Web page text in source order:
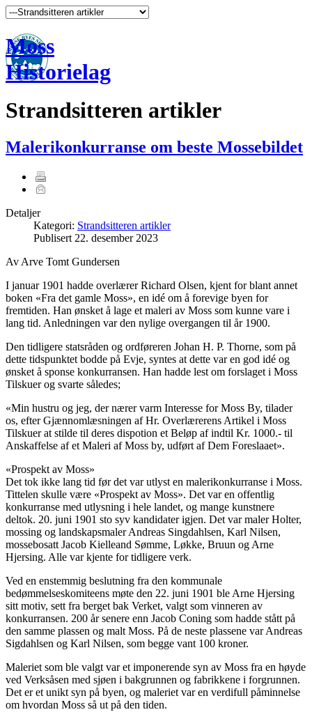
Moss
Historielag
Strandsitteren artikler
Malerikonkurranse om beste Mossebildet
Detaljer
Kategori: Strandsitteren artikler
Publisert 22. desember 2023
Av Arve Tomt Gundersen
I januar 1901 hadde overlærer Richard Olsen, kjent for blant annet
boken «Fra det gamle Moss», en idé om å forevige byen for
fremtiden. Han ønsket å lage et maleri av Moss som kunne vare i
lang tid. Anledningen var den nylige overgangen til år 1900.
Den tidligere statsråden og ordføreren Johan H. P. Thorne, som på
dette tidspunktet bodde på Evje, syntes at dette var en god idé og
ønsket å sponse konkurransen. Han hadde lest om forslaget i Moss
Tilskuer og svarte således;
«Min hustru og jeg, der nærer varm Interesse for Moss By, tilader
os, efter Gjænnomlæsningen af Hr. Overlærerens Artikel i Moss
Tilskuer at stilde til deres dispotion et Beløp af indtil Kr. 1000.- til
Anskaffelse af et Maleri af Moss by, udført af Dem Foreslaaet».
«Prospekt av Moss»
Det tok ikke lang tid før det var utlyst en malerikonkurranse i Moss.
Tittelen skulle være «Prospekt av Moss». Det var en offentlig
konkurranse med utlysning i hele landet, og mange kunstnere
deltok. 20. juni 1901 sto syv kandidater igjen. Det var maler Holter,
mossing og landskapsmaler Andreas Singdahlsen, Karl Nilsen,
mossebosatt Jacob Kielleand Sømme, Løkke, Bruun og Arne
Hjersing. Alle var kjente for tidligere verk.
Ved en enstemmig beslutning fra den kommunale
bedømmelseskomiteens møte den 22. juni 1901 ble Arne Hjersing
sitt motiv, sett fra berget bak Verket, valgt som vinneren av
konkurransen. 200 år senere enn Jacob Coning som hadde stått på
den samme plassen og malt Moss. På de neste plassene var Andreas
Sigdahlsen og Karl Nilsen, som begge vant 100 kroner.
Maleriet som ble valgt var et imponerende syn av Moss fra en høyde
ved Verksåsen med sjøen i bakgrunnen og fabrikkene i forgrunnen.
Det er et unikt syn på byen, og maleriet var en verdifull påminnelse
om hvordan Moss så ut på den tiden.